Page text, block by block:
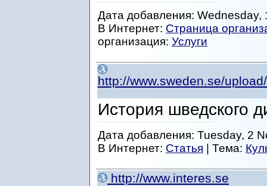
Дата добавления:
В Интернет: Страница
организация: Услуги
http://www.sweden.se/
История шведского
Дата добавления: Tuesday, 2
В Интернет: Статья | Тема:
http://www.interes.se